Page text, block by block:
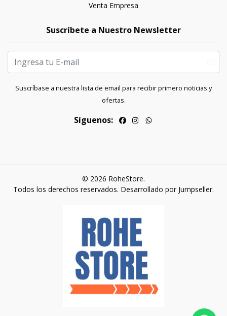
Venta Empresa
Suscríbete a Nuestro Newsletter
Suscríbase a nuestra lista de email para recibir primero noticias y
ofertas.
Síguenos:
© 2026 RoheStore.
Todos los derechos reservados. Desarrollado por Jumpseller.